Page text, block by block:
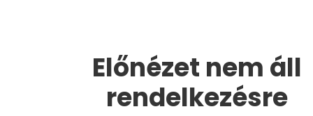
Előnézet nem áll
rendelkezésre